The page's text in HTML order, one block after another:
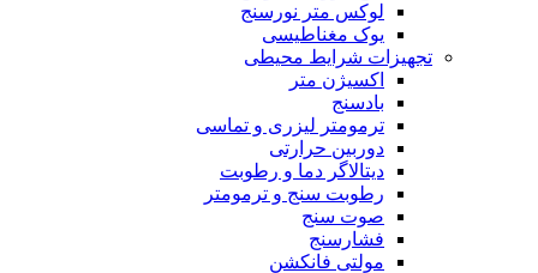
لوکس متر نورسنج
یوک مغناطیسی
تجهیزات شرایط محیطی
اکسیژن متر
بادسنج
ترمومتر لیزری و تماسی
دوربین حرارتی
دیتالاگر دما و رطوبت
رطوبت سنج و ترمومتر
صوت سنج
فشارسنج
مولتی فانکشن